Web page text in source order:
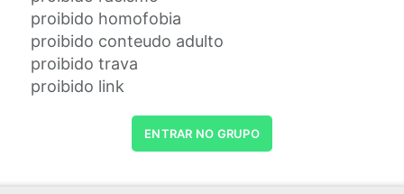
proibido homofobia
proibido conteudo adulto
proibido trava
proibido link
ENTRAR NO GRUPO